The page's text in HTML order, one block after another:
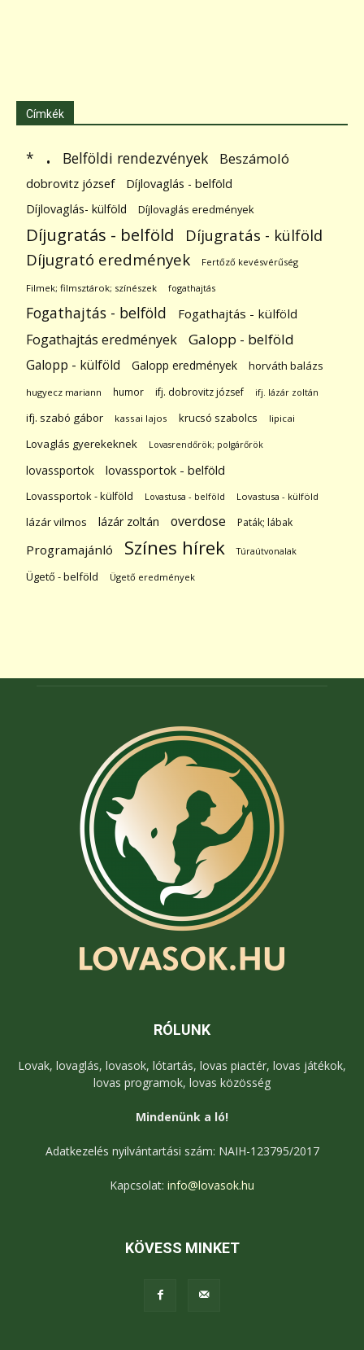
Címkék
* . Belföldi rendezvények Beszámoló
dobrovitz józsef
Díjlovaglás - belföld
Díjlovaglás- külföld
Díjlovaglás eredmények
Díjugratás - belföld Díjugratás - külföld
Díjugrató eredmények Fertőző kevésvérűség
Filmek; filmsztárok; színészek fogathajtás
Fogathajtás - belföld Fogathajtás - külföld
Fogathajtás eredmények Galopp - belföld
Galopp - külföld Galopp eredmények horváth balázs
hugyecz mariann humor ifj. dobrovitz józsef ifj. lázár zoltán
ifj. szabó gábor kassai lajos krucsó szabolcs lipicai
Lovaglás gyerekeknek Lovasrendőrök; polgárőrök
lovassportok lovassportok - belföld
Lovassportok - külföld Lovastusa - belföld Lovastusa - külföld
lázár vilmos lázár zoltán overdose Paták; lábak
Programajánló Színes hírek Túraútvonalak
Ügető - belföld Ügető eredmények
RÓLUNK
Lovak, lovaglás, lovasok, lótartás, lovas piactér, lovas játékok,
lovas programok, lovas közösség
Mindenünk a ló!
Adatkezelés nyilvántartási szám: NAIH-123795/2017
Kapcsolat: info@lovasok.hu
KÖVESS MINKET